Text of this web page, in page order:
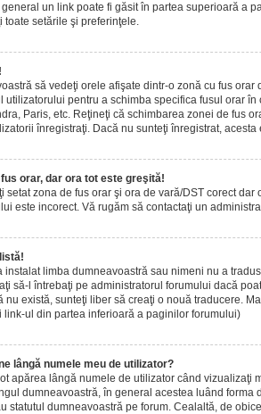
un link poate fi găsit în partea superioară a
toate setările şi preferinţele.
să vedeţi orele afişate dintr-o zonă cu fus orar
utilizatorului pentru a schimba specifica fusul orar
Paris, etc. Reţineţi că schimbarea zonei de fus
înregistraţi. Dacă nu sunteţi înregistrat, acesta
orar, dar ora tot este greşită!
setat zona de fus orar şi ora de vară/DST corect
este incorect. Vă rugăm să contactaţi un
instalat limba dumneavoastră sau nimeni nu a
să-l întrebaţi pe administratorul forumului dacă
nu există, sunteţi liber să creaţi o nouă traducere.
link-ul din partea inferioară a paginilor forumului)
lângă numele meu de utilizator?
apărea lângă numele de utilizator când vizualizaţi
dumneavoastră, în general acestea luând forma
statutul dumneavoastră pe forum. Cealaltă, de